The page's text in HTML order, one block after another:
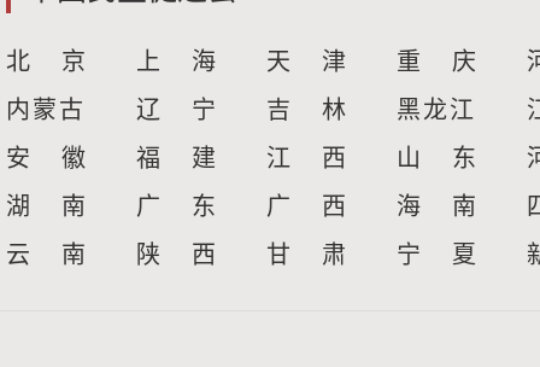
北 京 上 海 天 津 重 庆
内蒙古
辽 宁 吉 林 黑龙江
安 徽
福 建 江 西 山 东
湖 南
广 东 广 西 海 南
云 南
陕 西 甘 肃 宁 夏